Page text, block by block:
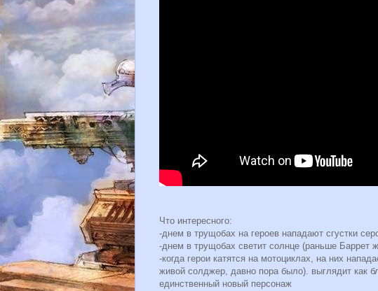
Что интересного:
-днем в трущобах на героев нападают сгустки
-днем в трущобах светит солнце (раньше Баррет
-когда герои катятся на мотоциклах, на них
живой солджер, давно пора было). выглядит как
единственный новый персонаж